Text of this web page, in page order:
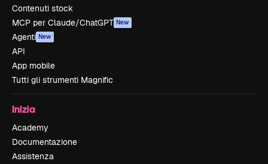
Contenuti stock
MCP per Claude/ChatGPT New
Agenti New
API
App mobile
Tutti gli strumenti Magnific
Inizia
Academy
Documentazione
Assistenza